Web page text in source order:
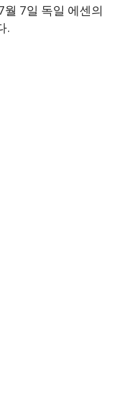
7일 독일 에센의
.